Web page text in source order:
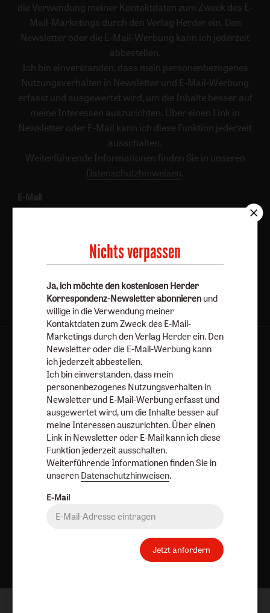
die Verwendung meiner Kontaktdaten zum Zweck des E-
Mail-Marketings durch den Verlag Herder ein. Den
Newsletter oder die E-Mail-Werbung kann ich jederzeit
abbestellen.
Ich bin einverstanden, dass mein personenbezogenes
Nutzungsverhalten in Newsletter und E-Mail-Werbung
erfasst und ausgewertet wird, um die Inhalte besser auf
meine Interessen auszurichten. Über einen Link in
Newsletter oder E-Mail kann ich diese Funktion jederzeit
ausschalten.
Weiterführende Informationen finden Sie in unseren
Datenschutzhinweisen .
E-Mail
Jetzt anmelden
AGB und Widerrufsbelehrung
Datenschutz
Barrierefreiheit
Impressum
Vertrag widerrufen Abo online kündigen
Nach oben
Nichts verpassen
Ja, ich möchte den kostenlosen Herder
Korrespondenz-Newsletter abonnieren und
willige in die Verwendung meiner
Kontaktdaten zum Zweck des E-Mail-
Marketings durch den Verlag Herder ein. Den
Newsletter oder die E-Mail-Werbung kann
ich jederzeit abbestellen.
Ich bin einverstanden, dass mein
personenbezogenes Nutzungsverhalten in
Newsletter und E-Mail-Werbung erfasst und
ausgewertet wird, um die Inhalte besser auf
meine Interessen auszurichten. Über einen
Link in Newsletter oder E-Mail kann ich diese
Funktion jederzeit ausschalten.
Weiterführende Informationen finden Sie in
unseren Datenschutzhinweisen.
E-Mail
Jetzt anfordern